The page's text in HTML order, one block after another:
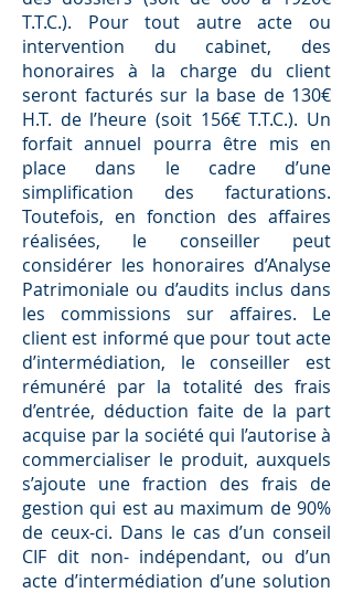
T.T.C.). Pour tout autre acte ou
intervention du cabinet, des
honoraires à la charge du client
seront facturés sur la base de 130€
H.T. de l’heure (soit 156€ T.T.C.). Un
forfait annuel pourra être mis en
place dans le cadre d’une
simpliﬁcation des facturations.
Toutefois, en fonction des aﬀaires
réalisées, le conseiller peut
considérer les honoraires d’Analyse
Patrimoniale ou d’audits inclus dans
les commissions sur aﬀaires. Le
client est informé que pour tout acte
d’intermédiation, le conseiller est
rémunéré par la totalité des frais
d’entrée, déduction faite de la part
acquise par la société qui l’autorise à
commercialiser le produit, auxquels
s’ajoute une fraction des frais de
gestion qui est au maximum de 90%
de ceux-ci. Dans le cas d’un conseil
CIF dit non- indépendant, ou d’un
acte d’intermédiation d’une solution